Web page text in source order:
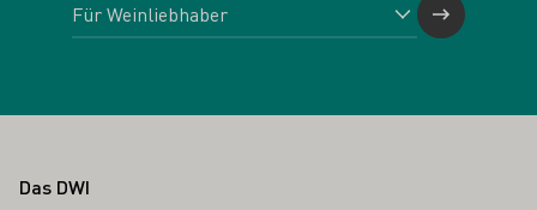
Fußbereich
Das DWI